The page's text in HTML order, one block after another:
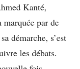
Kanté,
par de
démarche, s’est
les débats.